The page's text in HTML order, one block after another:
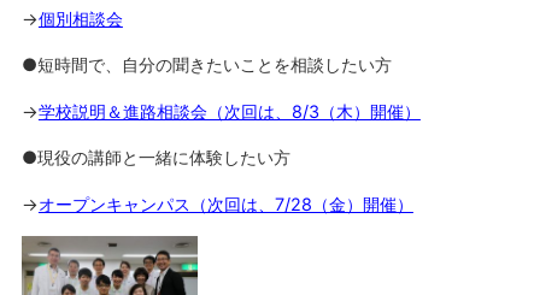
→個別相談会
●短時間で、自分の聞きたいことを相談したい方
→学校説明＆進路相談会（次回は、8/3（木）開催）
●現役の講師と一緒に体験したい方
→オープンキャンパス（次回は、7/28（金）開催）